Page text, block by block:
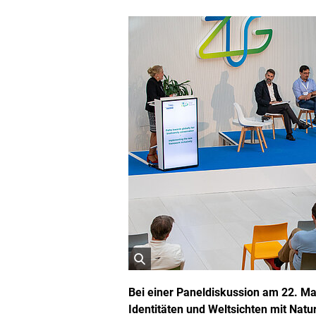
f
f
Bei einer Paneldiskussion am 22.
Identitäten und Weltsichten mit